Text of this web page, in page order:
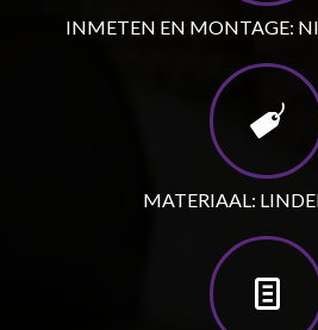
INMETEN EN MONTAGE:
MATERIAAL: